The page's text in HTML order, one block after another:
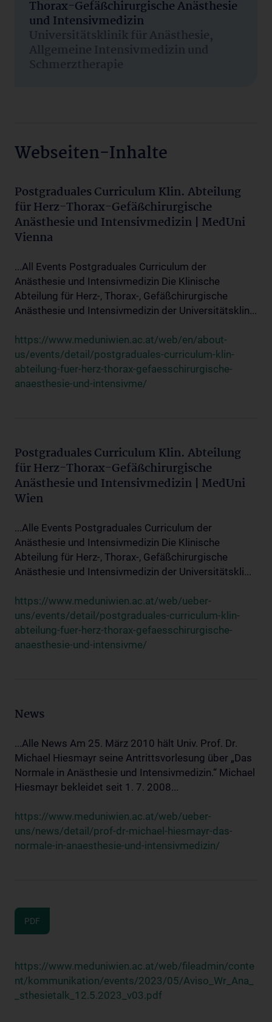
Thorax-Gefäßchirurgische Anästhesie
und Intensivmedizin
Universitätsklinik für Anästhesie,
Allgemeine Intensivmedizin und
Schmerztherapie
Webseiten-Inhalte
Postgraduales Curriculum Klin. Abteilung
für Herz-Thorax-Gefäßchirurgische
Anästhesie und Intensivmedizin | MedUni
Vienna
...All Events Postgraduales Curriculum der
Anästhesie und Intensivmedizin Die Klinische
Abteilung für Herz-, Thorax-, Gefäßchirurgische
Anästhesie und Intensivmedizin der Universitätsklin...
https://www.meduniwien.ac.at/web/en/about-
us/events/detail/postgraduales-curriculum-klin-
abteilung-fuer-herz-thorax-gefaesschirurgische-
anaesthesie-und-intensivme/
Postgraduales Curriculum Klin. Abteilung
für Herz-Thorax-Gefäßchirurgische
Anästhesie und Intensivmedizin | MedUni
Wien
...Alle Events Postgraduales Curriculum der
Anästhesie und Intensivmedizin Die Klinische
Abteilung für Herz-, Thorax-, Gefäßchirurgische
Anästhesie und Intensivmedizin der Universitätskli...
https://www.meduniwien.ac.at/web/ueber-
uns/events/detail/postgraduales-curriculum-klin-
abteilung-fuer-herz-thorax-gefaesschirurgische-
anaesthesie-und-intensivme/
News
...Alle News Am 25. März 2010 hält Univ. Prof. Dr.
Michael Hiesmayr seine Antrittsvorlesung über „Das
Normale in Anästhesie und Intensivmedizin.“ Michael
Hiesmayr bekleidet seit 1. 7. 2008...
https://www.meduniwien.ac.at/web/ueber-
uns/news/detail/prof-dr-michael-hiesmayr-das-
normale-in-anaesthesie-und-intensivmedizin/
PDF
https://www.meduniwien.ac.at/web/fileadmin/conte
nt/kommunikation/events/2023/05/Aviso_Wr_Ana_
_sthesietalk_12.5.2023_v03.pdf